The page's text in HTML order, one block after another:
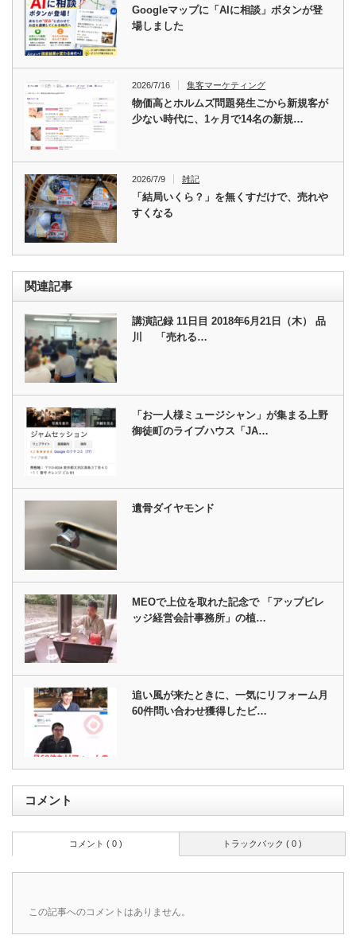
Googleマップに「AIに相談」ボタンが登
場しました
2026/7/16 集客マーケティング
物価高とホルムズ問題発生ごから新規客が
少ない時代に、1ヶ月で14名の新規…
2026/7/9 雑記
「結局いくら？」を無くすだけで、売れや
すくなる
関連記事
講演記録 11日目 2018年6月21日（木） 品
川 「売れる…
「お一人様ミュージシャン」が集まる上野
御徒町のライブハウス「JA…
遺骨ダイヤモンド
MEOで上位を取れた記念で 「アップビレ
ッジ経営会計事務所」の植…
追い風が来たときに、一気にリフォーム月
60件問い合わせ獲得したビ…
コメント
トラックバック ( 0 )
コメント ( 0 )
この記事へのコメントはありません。